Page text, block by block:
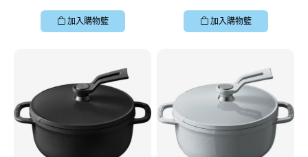
加入購物籃 加入購物籃